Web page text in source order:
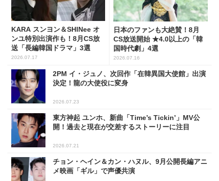
KARA スンヨン＆SHINee オ
ンユ特別出演作も！8月CS放
送「長編韓国ドラマ」3選
2026.07.17
日本のファンも大絶賛！8月
CS放送開始 ★4.0以上の「韓
国時代劇」4選
2026.07.16
2PM イ・ジュノ、次回作「在韓異国大使館」出演
決定！龍の大使役に変身
2026.07.23
東方神起 ユンホ、新曲「Time’s Tickin’」MV公
開！過去と現在が交差するストーリーに注目
2026.07.21
チョン・ヘイン＆カン・ハヌル、9月公開長編アニ
メ映画「ギル」で声優共演